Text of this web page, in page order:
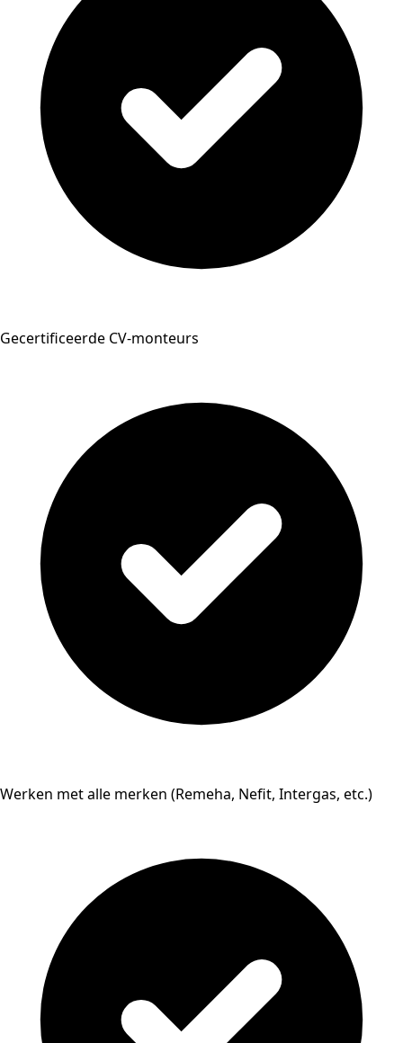
Gecertificeerde CV-monteurs
Werken met alle merken (Remeha, Nefit, Intergas, etc.)